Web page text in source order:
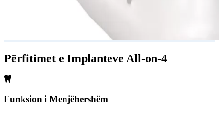
Përfitimet e Implanteve All-on-4
Funksion i Menjëhershëm